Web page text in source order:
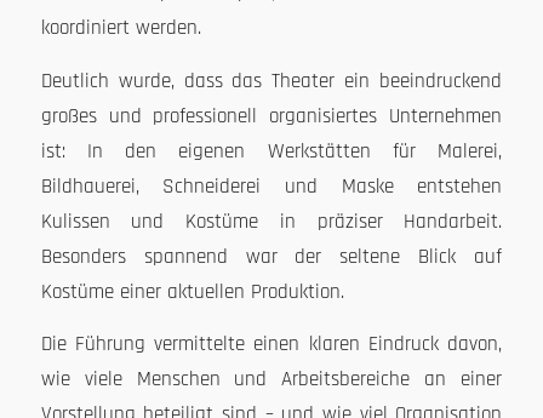
koordiniert werden.
Deutlich wurde, dass das Theater ein beeindruckend
großes und professionell organisiertes Unternehmen
ist: In den eigenen Werkstätten für Malerei,
Bildhauerei, Schneiderei und Maske entstehen
Kulissen und Kostüme in präziser Handarbeit.
Besonders spannend war der seltene Blick auf
Kostüme einer aktuellen Produktion.
Die Führung vermittelte einen klaren Eindruck davon,
wie viele Menschen und Arbeitsbereiche an einer